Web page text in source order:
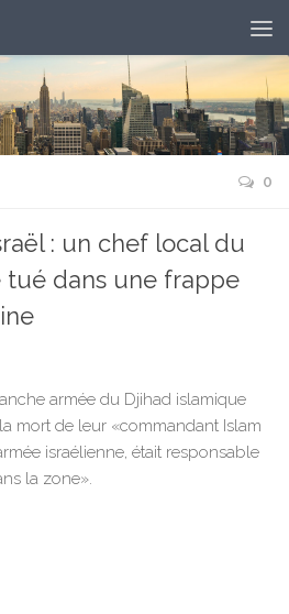
0
: un chef local du
tué dans une frappe
armée du Djihad islamique
mort de leur «commandant Islam
israélienne, était responsable
la zone».